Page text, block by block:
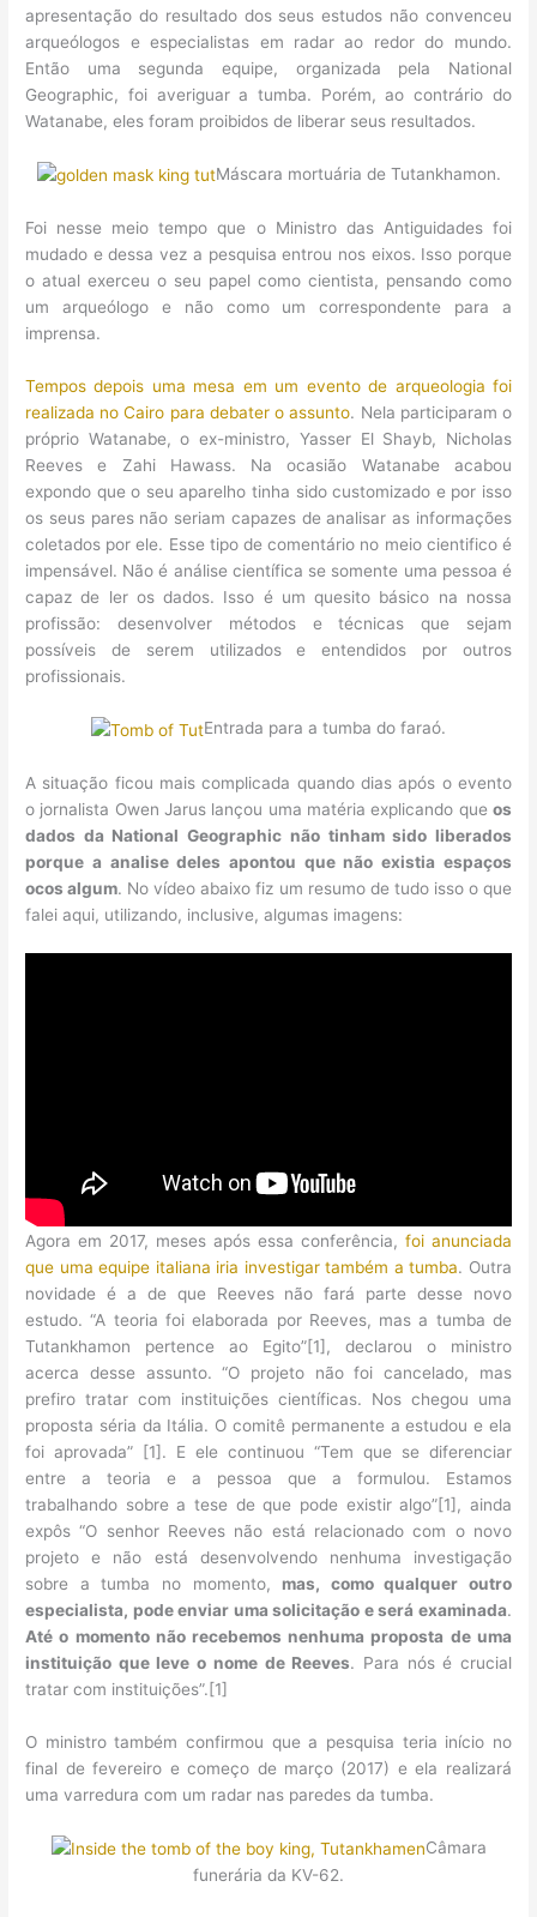
apresentação do resultado dos seus estudos não convenceu
arqueólogos e especialistas em radar ao redor do mundo.
Então uma segunda equipe, organizada pela National
Geographic, foi averiguar a tumba. Porém, ao contrário do
Watanabe, eles foram proibidos de liberar seus resultados.
Máscara mortuária de Tutankhamon.
Foi nesse meio tempo que o Ministro das Antiguidades foi
mudado e dessa vez a pesquisa entrou nos eixos. Isso porque
o atual exerceu o seu papel como cientista, pensando como
um arqueólogo e não como um correspondente para a
imprensa.
Tempos depois uma mesa em um evento de arqueologia foi
realizada no Cairo para debater o assunto. Nela participaram o
próprio Watanabe, o ex-ministro, Yasser El Shayb, Nicholas
Reeves e Zahi Hawass. Na ocasião Watanabe acabou
expondo que o seu aparelho tinha sido customizado e por isso
os seus pares não seriam capazes de analisar as informações
coletados por ele. Esse tipo de comentário no meio cientifico é
impensável. Não é análise científica se somente uma pessoa é
capaz de ler os dados. Isso é um quesito básico na nossa
profissão: desenvolver métodos e técnicas que sejam
possíveis de serem utilizados e entendidos por outros
profissionais.
Entrada para a tumba do faraó.
A situação ficou mais complicada quando dias após o evento
o jornalista Owen Jarus lançou uma matéria explicando que os
dados da National Geographic não tinham sido liberados
porque a analise deles apontou que não existia espaços
ocos algum. No vídeo abaixo fiz um resumo de tudo isso o que
falei aqui, utilizando, inclusive, algumas imagens:
Agora em 2017, meses após essa conferência, foi anunciada
que uma equipe italiana iria investigar também a tumba. Outra
novidade é a de que Reeves não fará parte desse novo
estudo. “A teoria foi elaborada por Reeves, mas a tumba de
Tutankhamon pertence ao Egito”[1], declarou o ministro
acerca desse assunto. “O projeto não foi cancelado, mas
prefiro tratar com instituições científicas. Nos chegou uma
proposta séria da Itália. O comitê permanente a estudou e ela
foi aprovada” [1]. E ele continuou “Tem que se diferenciar
entre a teoria e a pessoa que a formulou. Estamos
trabalhando sobre a tese de que pode existir algo”[1], ainda
expôs “O senhor Reeves não está relacionado com o novo
projeto e não está desenvolvendo nenhuma investigação
sobre a tumba no momento, mas, como qualquer outro
especialista, pode enviar uma solicitação e será examinada.
Até o momento não recebemos nenhuma proposta de uma
instituição que leve o nome de Reeves. Para nós é crucial
tratar com instituições”.[1]
O ministro também confirmou que a pesquisa teria início no
final de fevereiro e começo de março (2017) e ela realizará
uma varredura com um radar nas paredes da tumba.
Câmara
funerária da KV-62.